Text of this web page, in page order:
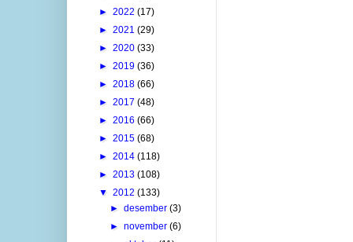
► 2022 (17)
► 2021 (29)
► 2020 (33)
► 2019 (36)
► 2018 (66)
► 2017 (48)
► 2016 (66)
► 2015 (68)
► 2014 (118)
► 2013 (108)
▼ 2012 (133)
►desember(3)
►november(6)